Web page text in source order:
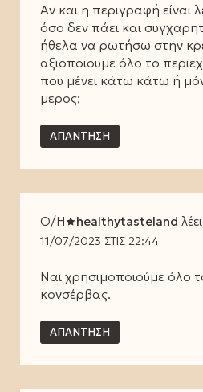
Αν και η περιγραφή είναι
όσο δεν πάει και
ήθελα να ρωτήσω στην
αξιοποιουμε όλο το
που μένει κάτω κάτω ή
μερος;
ΑΠΆΝΤΗΣΗ
Ο/Η healthytasteland
11/07/2023 ΣΤΙΣ 22:44
Ναι χρησιμοποιούμε όλο
κονσέρβας.
ΑΠΆΝΤΗΣΗ